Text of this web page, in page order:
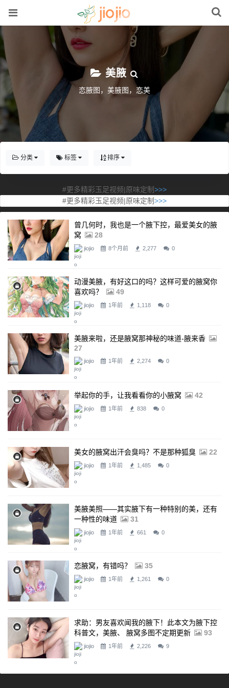
美腋
恋腋图，美腋图，恋美
分类 标签 排序
#更多精彩玉足视频|原味定制>>>
#更多精彩玉足视频|原味定制>>>
曾几何时，我也是一个腋下控，最爱美女的腋
窝
28
jiojio 8个月前 2,277 0
动漫美腋，有好这口的吗？这样可爱的腋窝你
喜欢吗？
49
jiojio 1年前 1,118 0
美腋来啦，还是腋窝那神秘的味道-腋来香
27
jiojio 1年前 2,274 0
举起你的手，让我看看你的小腋窝 42
jiojio 1年前 838 0
美女的腋窝出汗会臭吗？不是那种狐臭 22
jiojio 1年前 1,485 0
美腋美照——其实腋下有一种特别的美，还有
一种性的味道
31
jiojio 1年前 661 0
恋腋窝，有错吗？ 35
jiojio 1年前 1,261 0
求助：男友喜欢闻我的腋下！此本文为腋下控
科普文，美腋、 腋窝多图不定期更新
93
jiojio 1年前 2,226 9